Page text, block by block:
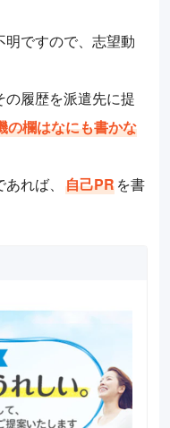
ですので、志望動
の履歴を派遣先に提
の欄はなにも書かな
れば、 自己PRを書